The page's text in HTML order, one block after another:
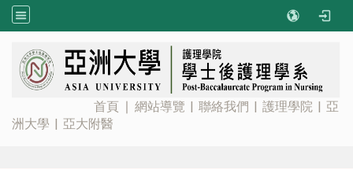
首頁 ∣ 網站導覽 | 聯絡我們 | 護理學院 | 亞
洲大學 | 亞大附醫